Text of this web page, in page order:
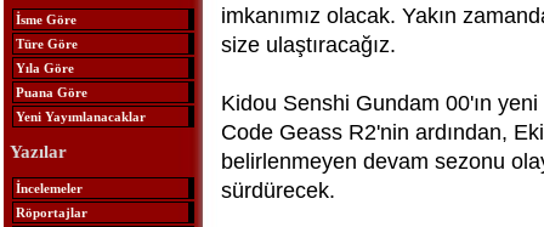
İsme Göre
Türe Göre
Yıla Göre
Puana Göre
Yeni Yayımlanacaklar
Yazılar
İncelemeler
Röportajlar
imkanımız olacak. Yakın
size ulaştıracağız.
Kidou Senshi Gundam 00'ın
Code Geass R2'nin ardından,
belirlenmeyen devam sezonu
sürdürecek.